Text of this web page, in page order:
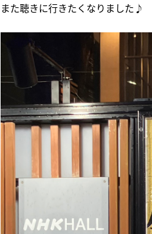
また聴きに行きたくなりました♪